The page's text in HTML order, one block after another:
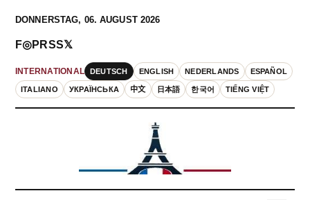
DONNERSTAG, 06. AUGUST 2026
INTERNATIONAL DEUTSCH ENGLISH NEDERLANDS ESPAÑOL
ITALIANO УКРАЇНСЬКА 中文 日本語 한국어 TIẾNG VIỆT
F◎PRSS𝕏